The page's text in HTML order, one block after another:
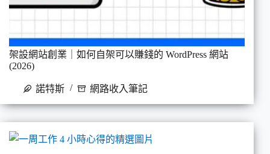
架設網站創業｜如何自架可以賺錢的 WordPress 網站
(2026)
諾特斯 網路收入筆記